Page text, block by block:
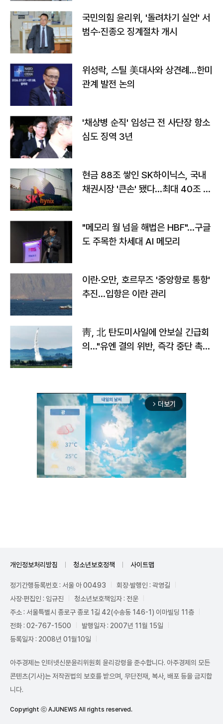
국민의힘 윤리위, '돌려차기 실언' 서
범수·진종오 징계절차 개시
위성락, 스틸 美대사와 상견례…한미
관계 발전 논의
'채상병 순직' 임성근 전 사단장 항소
심도 징역 3년
현금 88조 쌓인 SK하이닉스, 국내
채권시장 '큰손' 됐다…최대 40조 투
"메모리 월 넘을 해법은 HBF"…구글
도 주목한 차세대 AI 메모리
이란·오만, 호르무즈 '중앙항로 통항'
추진…입항은 이란 관리
靑, 北 탄도미사일에 안보실 긴급회
의…"유엔 결의 위반, 즉각 중단 촉
arrow_forward_ios 더보기
개인정보처리방침 청소년보호정책 사이트맵
정기간행등록번호 : 서울 아 00493
회장·발행인 : 곽영길
사장·편집인 : 임규진
청소년보호책임자 : 전운
주소 : 서울특별시 종로구 종로 1길 42(수송동 146-1) 이마빌딩 11층
전화 : 02-767-1500
발행일자 : 2007년 11월 15일
등록일자 : 2008년 01월10일
아주경제는 인터넷신문윤리위원회 윤리강령을 준수합니다. 아주경제의 모든
콘텐츠(기사)는 저작권법의 보호를 받으며, 무단전재, 복사, 배포 등을 금지합
니다.
Copyright ⓒ AJUNEWS All rights reserved.